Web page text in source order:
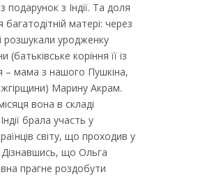
подарунок з Індії. Та доля
багатодітній матері: через
розшукали уродженку
коріння її із
– мама з нашого Пушкіна,
Марину Акрам.
вона в складі
брала участь у
світу, що проходив у
Дізнавшись, що Ольга
прагне роздобути